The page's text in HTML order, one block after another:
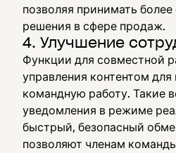
позволяя принимать
решения в сфере продаж.
4. Улучшение
Функции для совместной
управления контентом
командную работу. Такие
уведомления в режиме
быстрый, безопасный
позволяют членам